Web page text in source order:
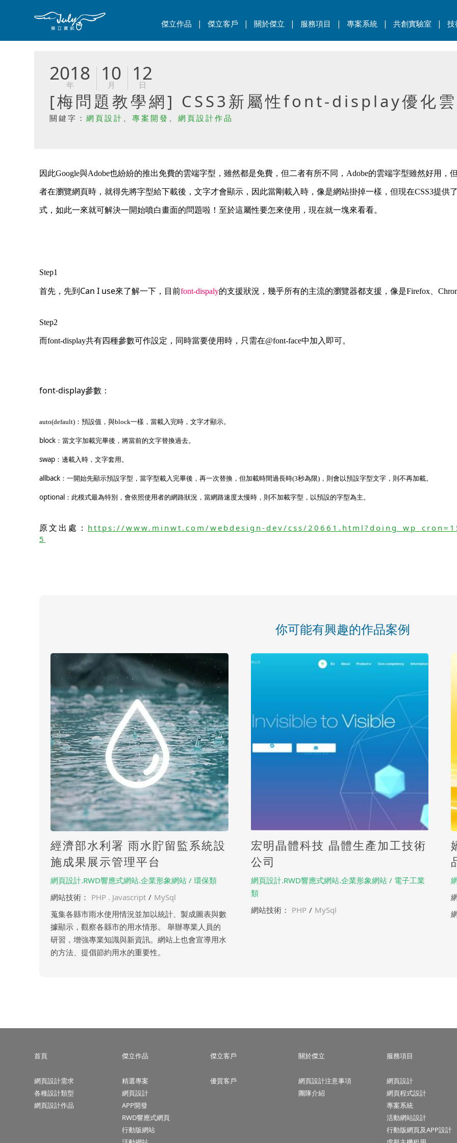
傑立作品 | 傑立客戶 | 關於傑立 | 服務項目 | 專案系統| 共創實驗室 | 技
2018
年 10
月 12
日
[梅問題教學網] CSS3新屬性font-display優化雲
關鍵字： 網頁設計 、 專案開發 、 網頁設計作品
因此Google與Adobe也紛紛的推出免費的雲端字型，雖然都是免費，但二者有所不同，Adobe的雲端字型雖然好用，
者在瀏覽網頁時，就得先將字型給下載後，文字才會顯示，因此當剛載入時，像是網站掛掉一樣，但現在CSS3提供
式，如此一來就可解決一開始噴白畫面的問題啦！至於這屬性要怎來使用，現在就一塊來看看。
Step1
首先，先到 Can I use來了解一下，目前font-dispaly的支援狀況，幾乎所有的主流的瀏覽器都支援，像是Firefox、
Step2
而font-display共有四種參數可作設定，同時當要使用時，只需在@font-face中加入即可。
font-display參數：
auto(default) ： 預設值，與block一樣，當載入完時，文字才顯示。
block ： 當文字加載完畢後，將當前的文字替換過去。
swap ： 邊載入時，文字套用。
allback ： 一開始先顯示預設字型，當字型載入完畢後，再一次替換，但加載時間過長時(3秒為限)，則會以預設字型文字，則不再加載。
optional ： 此模式最為特別，會依照使用者的網路狀況，當網路速度太慢時，則不加載字型，以預設的字型為主。
原文出處： https://www.minwt.com/webdesign-dev/css/
5
你可能有興趣的作品案例
經濟部水利署 雨水貯留監系統設
施成果展示管理平台
網頁設計.RWD響應式網站.企業形象網站 / 環保類
網站技術： PHP . Javascript / MySql
蒐集各縣市雨水使用情況並加以統計、製成圖表與數
據顯示，觀察各縣市的用水情形。 舉辦專業人員的
研習，增強專業知識與新資訊。網站上也會宣導用水
的方法、提倡節約用水的重要性。
宏明晶體科技 晶體生產加工技術
公司
網頁設計.RWD響應式網站.企業形象網站 / 電子工業
類
網站技術： PHP / MySql
首頁
網頁設計需求
各種設計類型
網頁設計作品
傑立作品
精選專案
網頁設計
APP開發
RWD響應式網頁
行動版網站
傑立客戶
優質客戶
關於傑立
網頁設計注意事項
團隊介紹
服務項目
網頁設計
網頁程式設計
專案系統
活動網站設計
行動版網頁及APP設計